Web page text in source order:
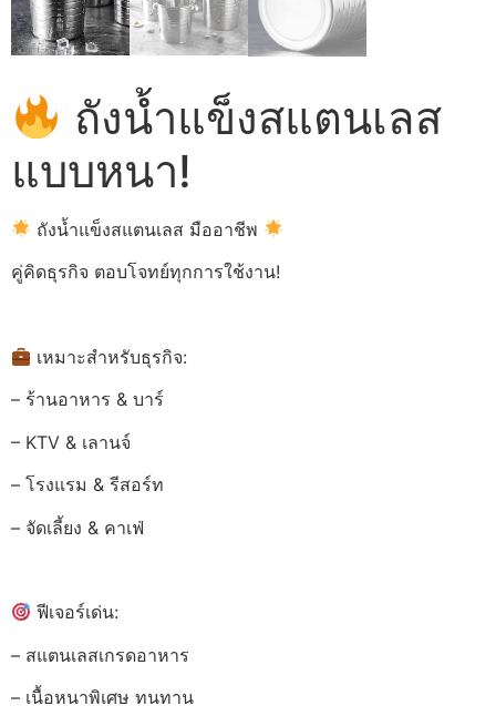
ถังน้ำแข็งสแตนเลส
แบบหนา!
ถังน้ำแข็งสแตนเลส มืออาชีพ
คู่คิดธุรกิจ ตอบโจทย์ทุกการใช้งาน!
เหมาะสำหรับธุรกิจ:
– ร้านอาหาร & บาร์
– KTV & เลานจ์
– โรงแรม & รีสอร์ท
– จัดเลี้ยง & คาเฟ่
ฟีเจอร์เด่น:
– สแตนเลสเกรดอาหาร
– เนื้อหนาพิเศษ ทนทาน